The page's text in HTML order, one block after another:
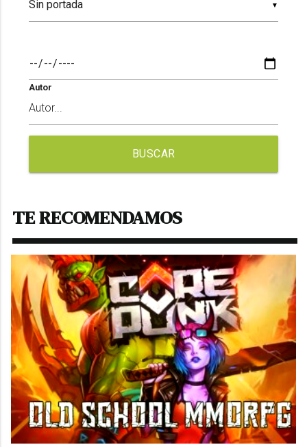
▼
Autor
BUSCAR
TE RECOMENDAMOS